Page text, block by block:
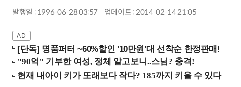
발행일 : 1996-06-28 03:57 업데이트 : 2014-02-14 21:05
[단독] 명품퍼터 ~60%할인 '10만원'대 선착순 한정판매!